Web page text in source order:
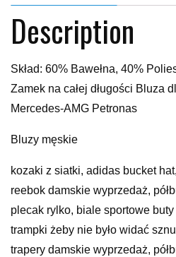
Description
Skład: 60% Bawełna, 40%
Zamek na całej długości Bluza
Mercedes-AMG Petronas
Bluzy męskie
kozaki z siatki, adidas bucket
reebok damskie wyprzedaż,
plecak rylko, biale sportowe
trampki żeby nie było widać
trapery damskie wyprzedaż,